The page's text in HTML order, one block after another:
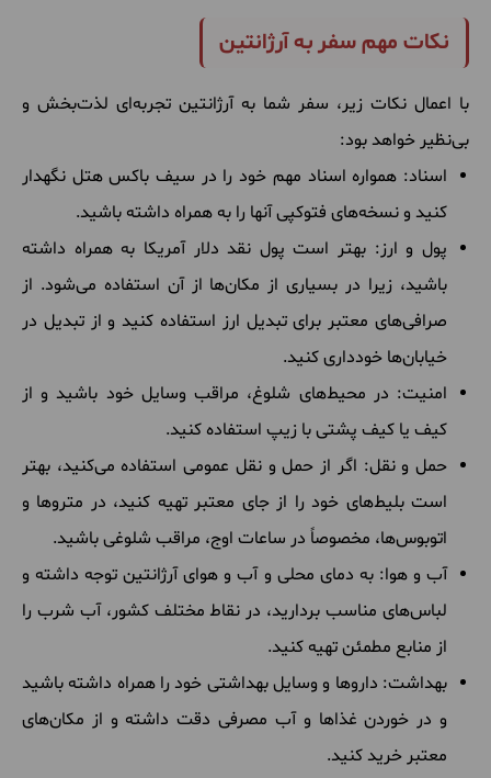
نکات مهم سفر به آرژانتین
با اعمال نکات زیر، سفر شما به آرژانتین تجربه‌ای لذت‌بخش و
بی‌نظیر خواهد بود:
اسناد: همواره اسناد مهم خود را در سیف باکس هتل نگهدار
کنید و نسخه‌های فتوکپی آنها را به همراه داشته باشید.
پول و ارز: بهتر است پول نقد دلار آمریکا به همراه داشته
باشید، زیرا در بسیاری از مکان‌ها از آن استفاده می‌شود. از
صرافی‌های معتبر برای تبدیل ارز استفاده کنید و از تبدیل در
خیابان‌ها خودداری کنید.
امنیت: در محیط‌های شلوغ، مراقب وسایل خود باشید و از
کیف یا کیف پشتی با زیپ استفاده کنید.
حمل و نقل: اگر از حمل و نقل عمومی استفاده می‌کنید، بهتر
است بلیط‌های خود را از جای معتبر تهیه کنید، در متروها و
اتوبوس‌ها، مخصوصاً در ساعات اوج، مراقب شلوغی باشید.
آب و هوا: به دمای محلی و آب و هوای آرژانتین توجه داشته و
لباس‌های مناسب بردارید، در نقاط مختلف کشور، آب شرب را
از منابع مطمئن تهیه کنید.
بهداشت: داروها و وسایل بهداشتی خود را همراه داشته باشید
و در خوردن غذاها و آب مصرفی دقت داشته و از مکان‌های
معتبر خرید کنید.